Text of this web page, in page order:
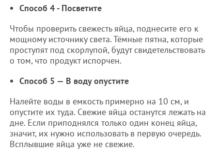
Способ 4 - Посветите
Чтобы проверить свежесть яйца, поднесите его к
мощному источнику света. Тёмные пятна, которые
проступят под скорлупой, будут свидетельствовать
о том, что продукт испорчен.
Способ 5 — В воду опустите
Налейте воды в емкость примерно на 10 см, и
опустите их туда. Свежие яйца останутся лежать на
дне. Если приподнялся только один конец яйца,
значит, их нужно использовать в первую очередь.
Всплывшие яйца уже не свежие.